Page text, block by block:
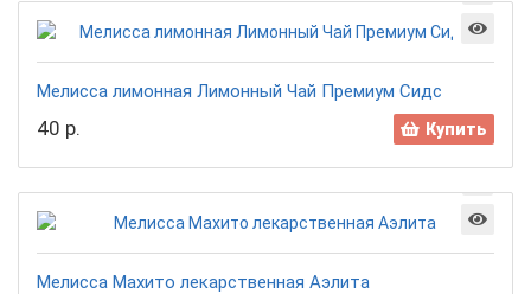
Мелисса лимонная Лимонный Чай Премиум Сидс
40 р. Купить
Мелисса Махито лекарственная Аэлита